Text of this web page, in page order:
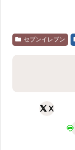
セブンイレブン
X